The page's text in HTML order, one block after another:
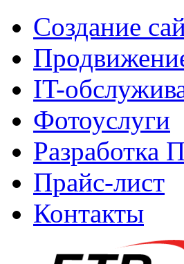
Создание
IT-
Фотоуслуги
Разработка
Прайс-лист
Контакты